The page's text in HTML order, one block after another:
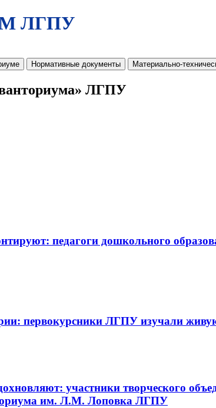
ЛГПУ
Нормативные документы Материально-
ЛГПУ
педагоги дошкольного
первокурсники ЛГПУ изучали
участники творческого
им. Л.М. Лоповка ЛГПУ